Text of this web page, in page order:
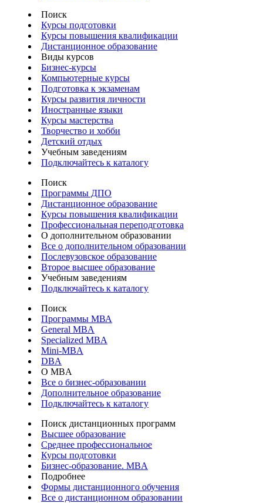
Поиск
Курсы подготовки
Курсы повышения квалификации
Дистанционное образование
Виды курсов
Бизнес-курсы
Компьютерные курсы
Подготовка к экзаменам
Курсы развития личности
Иностранные языки
Курсы мастерства
Творчество и хобби
Детский отдых
Учебным заведениям
Подключайтесь к каталогу
Поиск
Программы ДПО
Дистанционное образование
Курсы повышения квалификации
Профессиональная переподготовка
О дополнительном образовании
Все о дополнительном образовании
Послевузовское образование
Второе высшее образование
Учебным заведениям
Подключайтесь к каталогу
Поиск
Программы МВА
General MBA
Specialized MBA
Mini-MBA
DBA
О MBA
Все о бизнес-образовании
Дополнительное образование
Подключайтесь к каталогу
Поиск дистанционных программ
Высшее образование
Среднее профессиональное
Курсы подготовки
Бизнес-образование. MBA
Подробнее
Формы дистанционного обучения
Все о дистанционном образовании